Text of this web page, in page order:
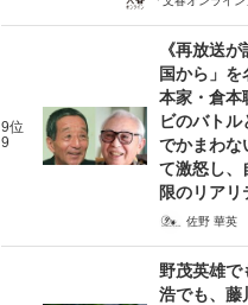
9位
9
《再放送
国から」
本家・倉本
ビのバト
でかまわな
て激怒し、
限のリアリ
佐野 華英
野茂英雄で
浩でも、藤